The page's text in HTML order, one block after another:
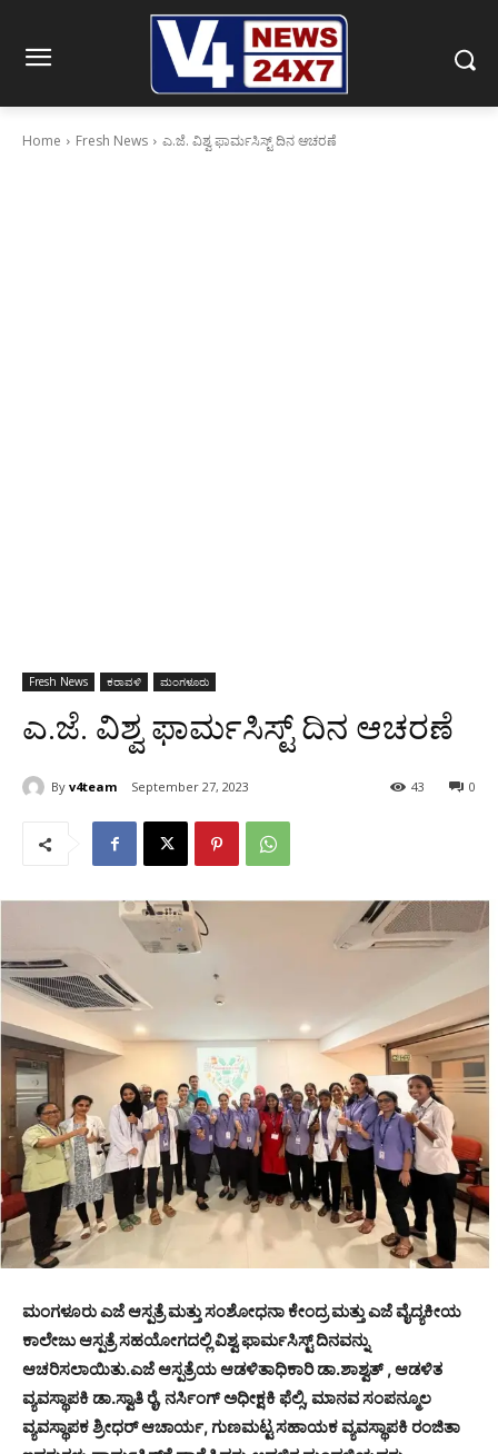
Home Fresh News ಎ.ಜೆ. ವಿಶ್ವ ಫಾರ್ಮಸಿಸ್ಟ್ ದಿನ ಆಚರಣೆ
Fresh News ಕರಾವಳಿ ಮಂಗಳೂರು
ಎ.ಜೆ. ವಿಶ್ವ ಫಾರ್ಮಸಿಸ್ಟ್ ದಿನ ಆಚರಣೆ
By v4team September 27, 2023 0
43
ಮಂಗಳೂರು ಎಜೆ ಆಸ್ಪತ್ರೆ ಮತ್ತು ಸಂಶೋಧನಾ ಕೇಂದ್ರ ಮತ್ತು ಎಜೆ ವೈದ್ಯಕೀಯ
ಕಾಲೇಜು ಆಸ್ಪತ್ರೆ ಸಹಯೋಗದಲ್ಲಿ ವಿಶ್ವ ಫಾರ್ಮಸಿಸ್ಟ್ ದಿನವನ್ನು
ಆಚರಿಸಲಾಯಿತು.ಎಜೆ ಆಸ್ಪತ್ರೆಯ ಆಡಳಿತಾಧಿಕಾರಿ ಡಾ.ಶಾಶ್ವತ್ , ಆಡಳಿತ
ವ್ಯವಸ್ಥಾಪಕಿ ಡಾ.ಸ್ವಾತಿ ರೈ, ನರ್ಸಿಂಗ್ ಅಧೀಕ್ಷಕಿ ಫೆಲ್ಸಿ, ಮಾನವ ಸಂಪನ್ಮೂಲ
ವ್ಯವಸ್ಥಾಪಕ ಶ್ರೀಧರ್ ಆಚಾರ್ಯ, ಗುಣಮಟ್ಟ ಸಹಾಯಕ ವ್ಯವಸ್ಥಾಪಕಿ ರಂಜಿತಾ